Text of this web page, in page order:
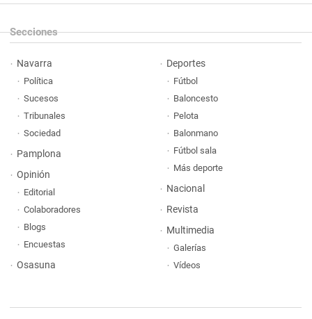
Secciones
Navarra
Política
Sucesos
Tribunales
Sociedad
Pamplona
Opinión
Editorial
Colaboradores
Blogs
Encuestas
Osasuna
Deportes
Fútbol
Baloncesto
Pelota
Balonmano
Fútbol sala
Más deporte
Nacional
Revista
Multimedia
Galerías
Vídeos